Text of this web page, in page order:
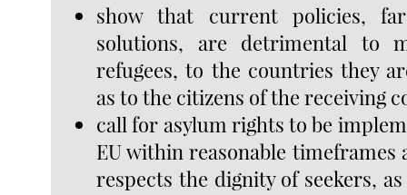
show that current policies,
solutions, are detrimental to
refugees, to the countries they
as to the citizens of the receiving
call for asylum rights to be
EU within reasonable timeframes
respects the dignity of seekers,